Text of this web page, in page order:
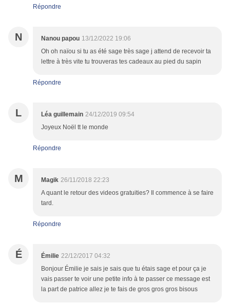
Répondre
N Nanou papou 13/12/2022 19:06
Oh oh naïou si tu as été sage très sage j attend de recevoir ta
lettre à très vite tu trouveras tes cadeaux au pied du sapin
Répondre
L Léa guillemain 24/12/2019 09:54
Joyeux Noël tt le monde
Répondre
M Magik 26/11/2018 22:23
A quant le retour des videos gratuities? Il commence à se faire
tard.
Répondre
É Émilie 22/12/2017 04:32
Bonjour Émilie je sais je sais que tu étais sage et pour ça je
vais passer te voir une petite info à te passer ce message est
la part de patrice allez je te fais de gros gros gros bisous